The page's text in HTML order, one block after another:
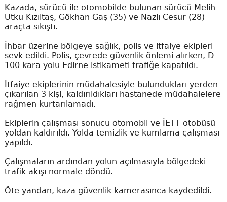
Kazada, sürücü ile otomobilde bulunan sürücü Melih
Utku Kızıltaş, Gökhan Gaş (35) ve Nazlı Cesur (28)
araçta sıkıştı.
İhbar üzerine bölgeye sağlık, polis ve itfaiye ekipleri
sevk edildi. Polis, çevrede güvenlik önlemi alırken, D-
100 kara yolu Edirne istikameti trafiğe kapatıldı.
İtfaiye ekiplerinin müdahalesiyle bulundukları yerden
çıkarılan 3 kişi, kaldırıldıkları hastanede müdahalelere
rağmen kurtarılamadı.
Ekiplerin çalışması sonucu otomobil ve İETT otobüsü
yoldan kaldırıldı. Yolda temizlik ve kumlama çalışması
yapıldı.
Çalışmaların ardından yolun açılmasıyla bölgedeki
trafik akışı normale döndü.
Öte yandan, kaza güvenlik kamerasınca kaydedildi.